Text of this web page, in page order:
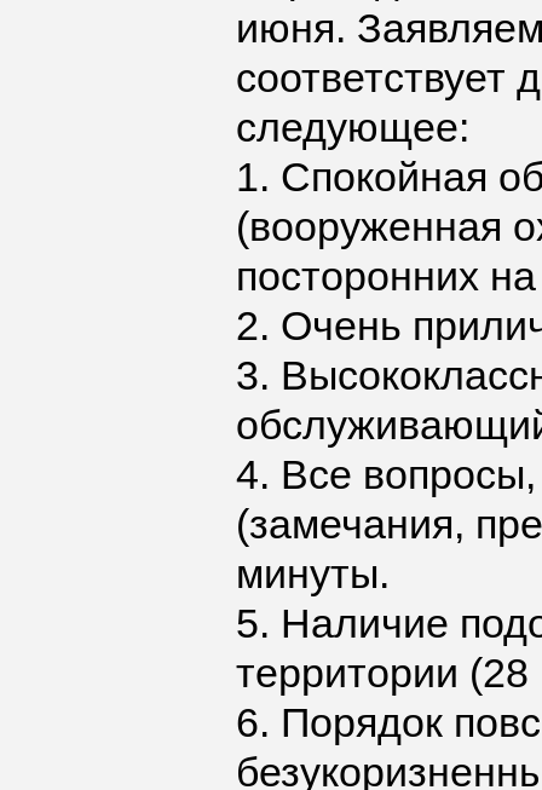
июня.
соответствует
следующее:
1. Спокойная
(вооруженная
посторонних
2. Очень
3.
4. Все
(замечания,
минуты.
5. Наличие
территории (28
6. Порядок